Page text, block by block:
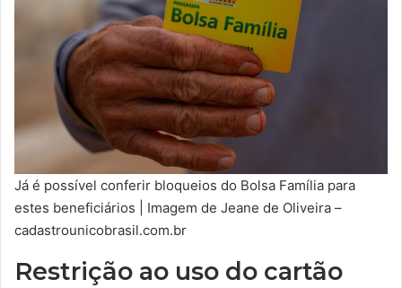
Já é possível conferir bloqueios do Bolsa Família para
estes beneficiários | Imagem de Jeane de Oliveira –
cadastrounicobrasil.com.br
Restrição ao uso do cartão